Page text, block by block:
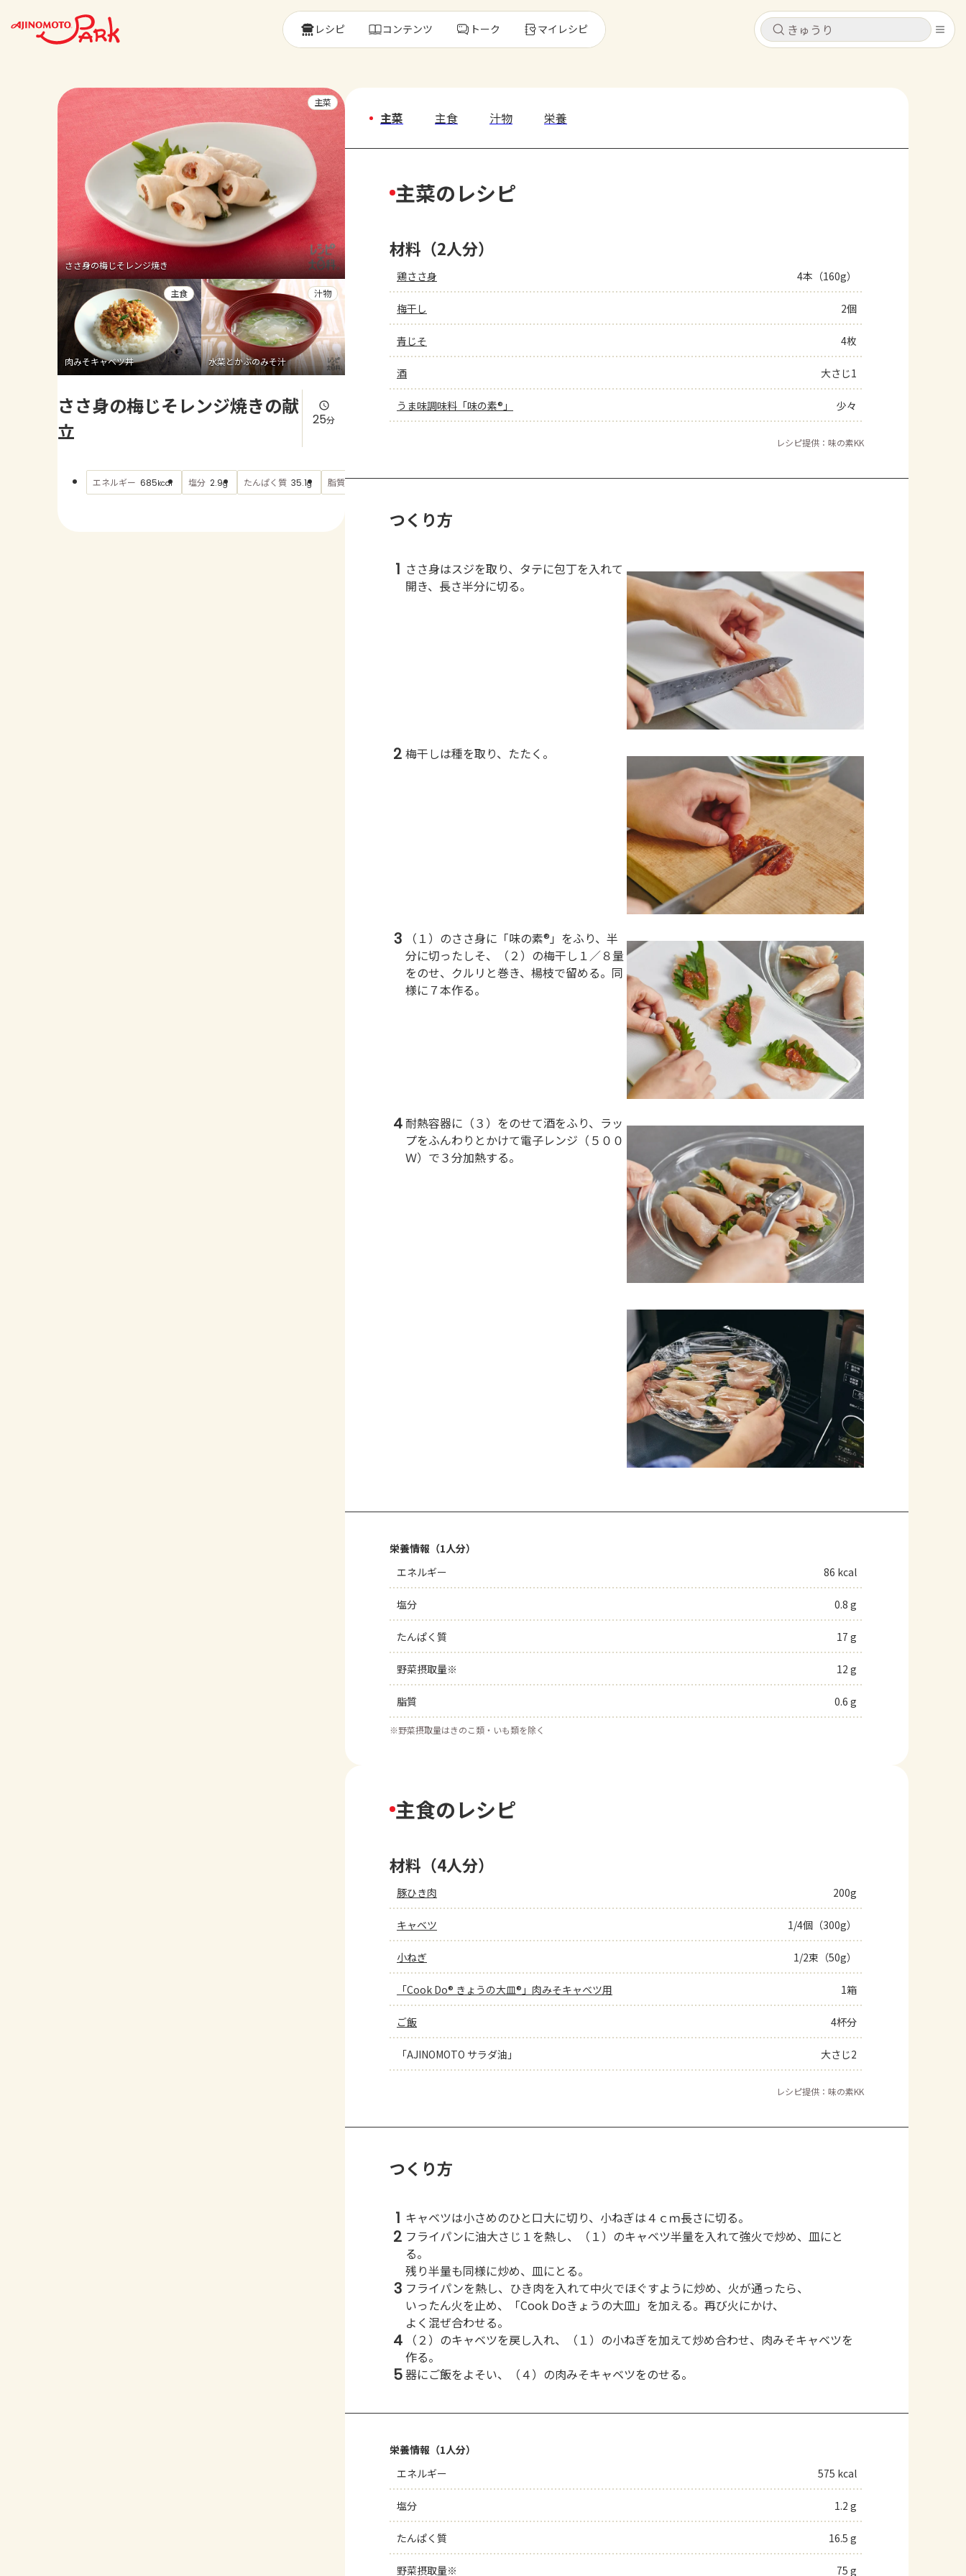
キャンセル
よくあるお問い合わせ
お買い物
キャンセル
レシピ コンテンツ トーク マイレシピ
ささ身の梅じそレンジ焼き
主菜
肉みそキャベツ丼
主食
水菜とかぶのみそ汁
汁物
ささ身の梅じそレンジ焼きの献
立
25分
エネルギー 685kcal 塩分 2.9g たんぱく質 35.1g 脂質 19.6 もっと見る
主菜 主食 汁物 栄養
主菜のレシピ
材料（2人分）
鶏ささ身 4本（160g）
梅干し 2個
青じそ 4枚
酒 大さじ1
うま味調味料「味の素®」 少々
レシピ提供：味の素KK
つくり方
1 ささ身はスジを取り、タテに包丁を入れて
開き、長さ半分に切る。
2 梅干しは種を取り、たたく。
3
（１）のささ身に「味の素®」をふり、半
分に切ったしそ、（２）の梅干し１／８量
をのせ、クルリと巻き、楊枝で留める。同
様に７本作る。
4耐熱容器に（３）をのせて酒をふり、ラッ
プをふんわりとかけて電子レンジ（５００
Ｗ）で３分加熱する。
栄養情報（1人分）
エネルギー
86 kcal
塩分 0.8 g
たんぱく質 17 g
野菜摂取量※ 12 g
脂質 0.6 g
※野菜摂取量はきのこ類・いも類を除く
主食のレシピ
材料（4人分）
豚ひき肉 200g
キャベツ 1/4個（300g）
小ねぎ 1/2束（50g）
「Cook Do® きょうの大皿®」肉みそキャベツ用 1箱
ご飯 4杯分
「AJINOMOTO サラダ油」 大さじ2
レシピ提供：味の素KK
つくり方
1 キャベツは小さめのひと口大に切り、小ねぎは４ｃｍ長さに切る。
2 フライパンに油大さじ１を熱し、（１）のキャベツ半量を入れて強火で炒め、皿にと
る。
残り半量も同様に炒め、皿にとる。
3 フライパンを熱し、ひき肉を入れて中火でほぐすように炒め、火が通ったら、
いったん火を止め、「Cook Doきょうの大皿」を加える。再び火にかけ、
よく混ぜ合わせる。
4
（２）のキャベツを戻し入れ、（１）の小ねぎを加えて炒め合わせ、肉みそキャベツを
作る。
5器にご飯をよそい、（４）の肉みそキャベツをのせる。
栄養情報（1人分）
エネルギー
575 kcal
塩分 1.2 g
たんぱく質 16.5 g
野菜摂取量※ 75 g